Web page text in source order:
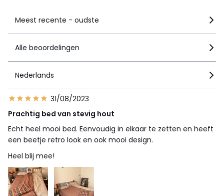
Meest recente - oudste
Alle beoordelingen
Nederlands
31/08/2023
Prachtig bed van stevig hout
Echt heel mooi bed. Eenvoudig in elkaar te zetten en heeft
een beetje retro look en ook mooi design.
Heel blij mee!